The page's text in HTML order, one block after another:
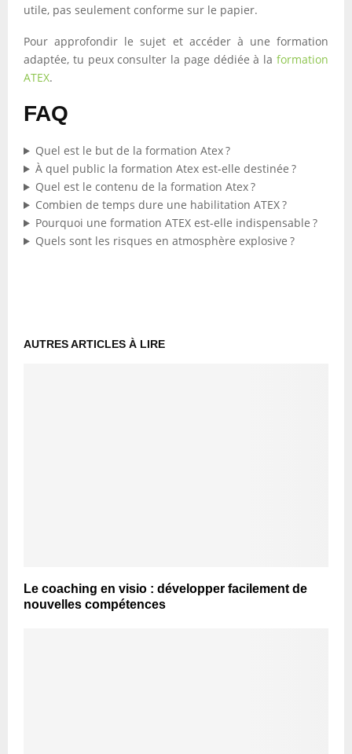
utile, pas seulement conforme sur le papier.
Pour approfondir le sujet et accéder à une formation
adaptée, tu peux consulter la page dédiée à la formation
ATEX.
FAQ
Quel est le but de la formation Atex ?
À quel public la formation Atex est-elle destinée ?
Quel est le contenu de la formation Atex ?
Combien de temps dure une habilitation ATEX ?
Pourquoi une formation ATEX est-elle indispensable ?
Quels sont les risques en atmosphère explosive ?
AUTRES ARTICLES À LIRE
Le coaching en visio : développer facilement de
nouvelles compétences